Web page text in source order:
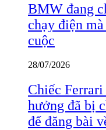
BMW đang
chạy điện
cuộc
28/07/2026
Chiếc
hưởng đã bị
để đăng bài